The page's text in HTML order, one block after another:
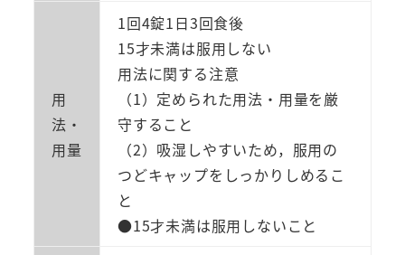
用
法・
用量
1回4錠1日3回食後
15才未満は服用しない
用法に関する注意
（1）定められた用法・用量を厳
守すること
（2）吸湿しやすいため，服用の
つどキャップをしっかりしめるこ
と
●15才未満は服用しないこと